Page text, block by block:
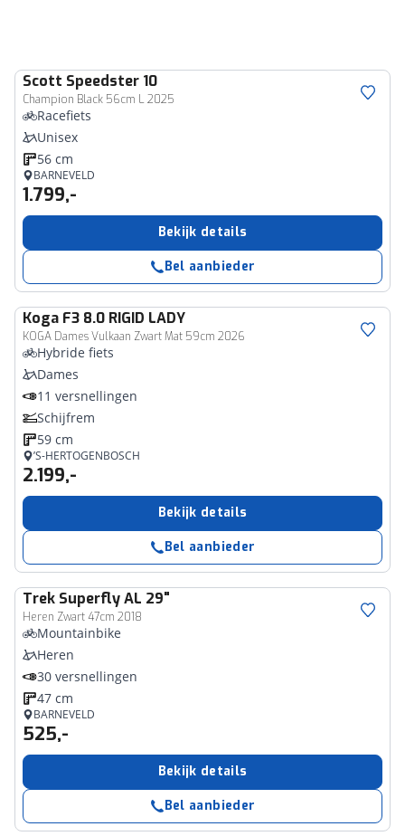
Scott Speedster 10
Champion Black 56cm L 2025
Racefiets
Unisex
56 cm
BARNEVELD
1.799,-
Bekijk details
Bel aanbieder
Koga F3 8.0 RIGID LADY
KOGA Dames Vulkaan Zwart Mat 59cm 2026
Hybride fiets
Dames
11 versnellingen
Schijfrem
59 cm
’S-HERTOGENBOSCH
2.199,-
Bekijk details
Bel aanbieder
Trek Superfly AL 29"
Heren Zwart 47cm 2018
Mountainbike
Heren
30 versnellingen
47 cm
BARNEVELD
525,-
Bekijk details
Bel aanbieder